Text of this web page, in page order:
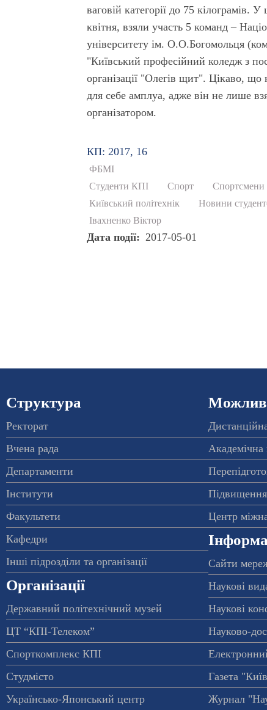
ваговій категорії до 75 кілограмів.
квітня, взяли участь 5 команд –
університету ім. О.О.Богомольця
"Київський професійний коледж з
організації "Олегів щит". Цікаво,
для себе амплуа, адже він не лише
організатором.
КП: 2017, 16
ФБМІ
Студенти КПІ
Спорт
Київський політехнік
Новини
Івахненко Віктор
Дата події 2017-05-01
Структура
Ректорат
Вчена рада
Департаменти
Інститути
Факультети
Кафедри
Інші підрозділи та організації
Організації
Державний політехнічний музей
ЦТ “КПІ-Телеком”
Спорткомплекс КПІ
Студмісто
Українсько-Японський центр
Академічна
Підвищення
Центр
Сайти
Наукові
Наукові
Науково-
Газета
Журнал